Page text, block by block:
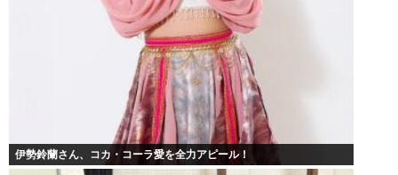
伊勢鈴蘭さん、コカ・コーラ愛を全力アピール！